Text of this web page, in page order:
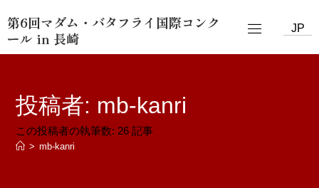
第6回マダム・バタフライ国際コンク
ール in 長崎
JP
投稿者: mb-kanri
この投稿者の執筆数: 26 記事
> mb-kanri